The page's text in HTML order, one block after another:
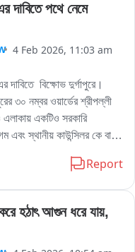
দাবিতে পথে নেমে
4 Feb 2026, 11:03 am
বিক্ষোভ দুর্গাপুরে।
৩০ নম্বর ওয়ার্ডের শ্রীপল্লী
একটিও সরকারি
স্থানীয় কাউন্সিলর কে বার
Report
করে হঠাৎ আগুন ধরে যায়,